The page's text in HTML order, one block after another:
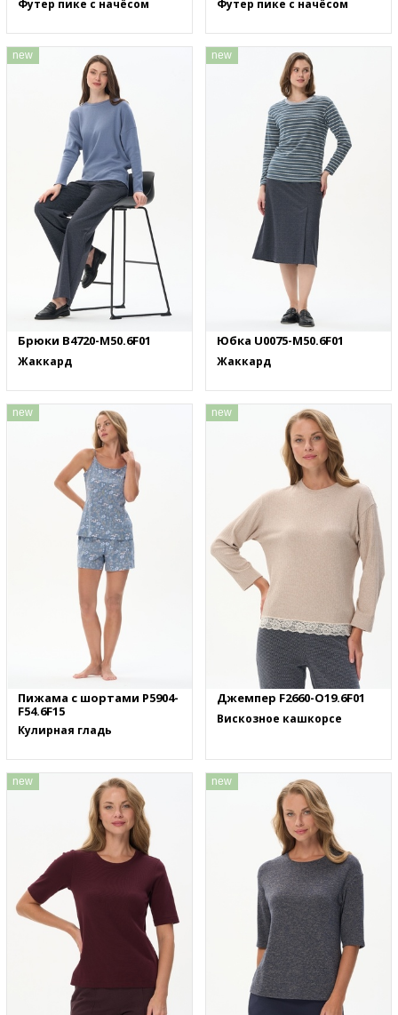
Футер пике с начёсом Футер пике с начёсом
new
Брюки B4720-M50.6F01
Жаккард
new
Юбка U0075-M50.6F01
Жаккард
new
Пижама с шортами P5904-
F54.6F15
Кулирная гладь
new
Джемпер F2660-O19.6F01
Вискозное кашкорсе
new new